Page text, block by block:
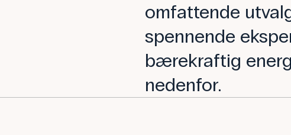
omfattende
spennende
bærekraftig
nedenfor.